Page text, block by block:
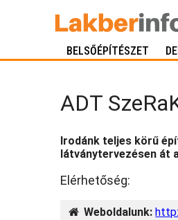
BELSŐÉPÍTÉSZET
ADT
Irodánk teljes körű
látványtervezésen át
Elérhetőség:
Weboldalunk: